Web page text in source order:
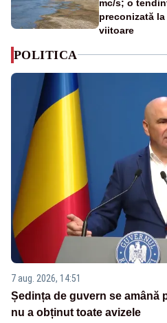
mc/s; o
preconizată
viitoare
POLITICA
7 aug. 2026, 14:51
Ședința de guvern se amână
nu a obținut toate avizele